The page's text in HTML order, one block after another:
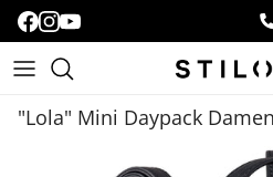
"Lola" Mini Daypack